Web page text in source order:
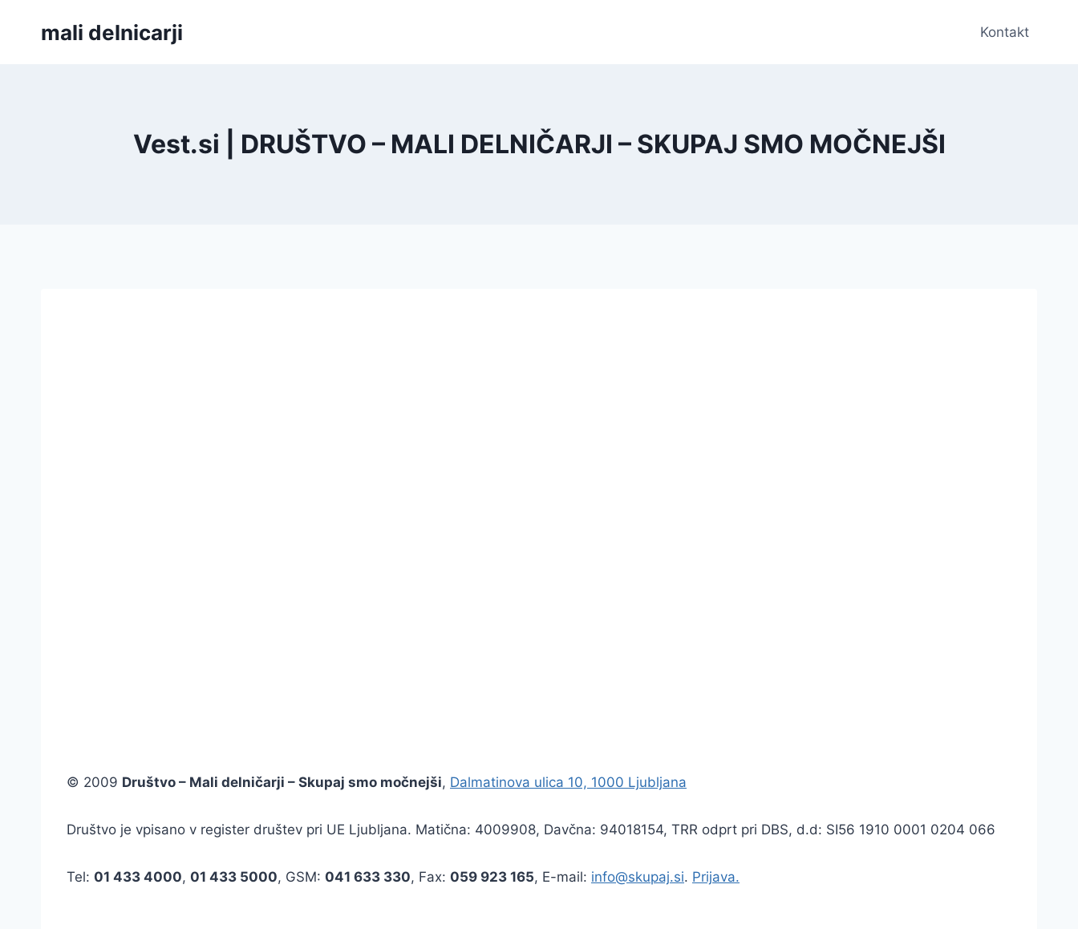
mali delnicarji Kontakt
Vest.si | DRUŠTVO – MALI DELNIČARJI – SKUPAJ SMO MOČNEJŠI
© 2009 Društvo – Mali delničarji – Skupaj smo močnejši, Dalmatinova ulica 10, 1000 Ljubljana
Društvo je vpisano v register društev pri UE Ljubljana. Matična: 4009908, Davčna: 94018154, TRR odprt pri DBS, d.d: SI56 1910 0001 0204 066
Tel: 01 433 4000, 01 433 5000, GSM: 041 633 330, Fax: 059 923 165, E-mail: info@skupaj.si. Prijava.